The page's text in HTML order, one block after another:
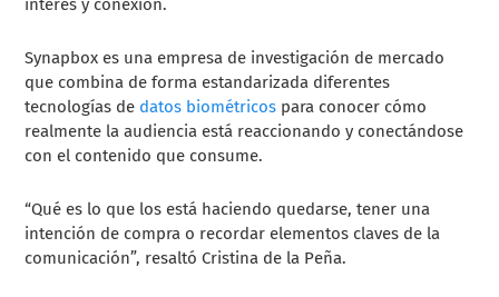
interés y conexión.
Synapbox es una empresa de investigación de mercado
que combina de forma estandarizada diferentes
tecnologías de datos biométricos para conocer cómo
realmente la audiencia está reaccionando y conectándose
con el contenido que consume.
“Qué es lo que los está haciendo quedarse, tener una
intención de compra o recordar elementos claves de la
comunicación”, resaltó Cristina de la Peña.